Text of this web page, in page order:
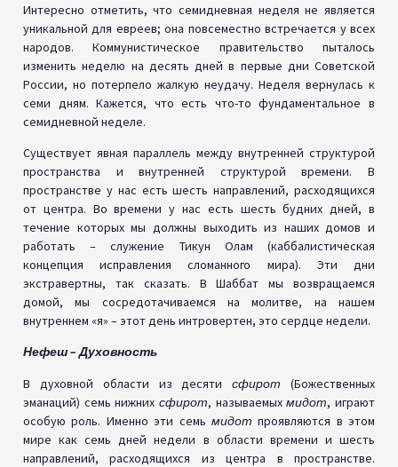
Интересно отметить, что семидневная неделя не является
уникальной для евреев; она повсеместно встречается у всех
народов. Коммунистическое правительство пыталось
изменить неделю на десять дней в первые дни Советской
России, но потерпело жалкую неудачу. Неделя вернулась к
семи дням. Кажется, что есть что-то фундаментальное в
семидневной неделе.
Существует явная параллель между внутренней структурой
пространства и внутренней структурой времени. В
пространстве у нас есть шесть направлений, расходящихся
от центра. Во времени у нас есть шесть будних дней, в
течение которых мы должны выходить из наших домов и
работать – служение Тикун Олам (каббалистическая
концепция исправления сломанного мира). Эти дни
экстравертны, так сказать. В Шаббат мы возвращаемся
домой, мы сосредотачиваемся на молитве, на нашем
внутреннем «я» – этот день интровертен, это сердце недели.
Нефеш – Духовность
В духовной области из десятисфирот (Божественных
эманаций) семь нижних сфирот, называемыхмидот, играют
особую роль. Именно эти семь мидот проявляются в этом
мире как семь дней недели в области времени и шесть
направлений, расходящихся из центра в пространстве.